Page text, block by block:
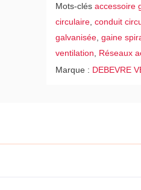
Ø
315
-
250
Mots-clés accessoire
circulaire ,conduit
galvanisée ,gaine
ventilation
Réseaux
Marque : DEBEVRE